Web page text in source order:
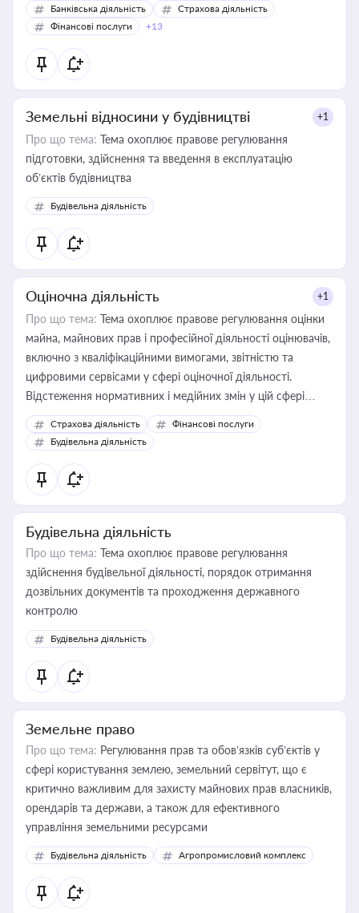
Банківська діяльність
Страхова діяльність
Фінансові послуги
+13
Земельні відносини у будівництві +1
Про що тема: Тема охоплює правове регулювання
підготовки, здійснення та введення в експлуатацію
об’єктів будівництва
Будівельна діяльність
Оціночна діяльність +1
Про що тема: Тема охоплює правове регулювання оцінки
майна, майнових прав і професійної діяльності оцінювачів,
включно з кваліфікаційними вимогами, звітністю та
цифровими сервісами у сфері оціночної діяльності.
Відстеження нормативних і медійних змін у цій сфері
корисне для власника бізнесу, керівника, юриста або
бухгалтера під час оподаткування, приватизації, оренди
державного майна, корпоративних угод і перевірки
статусу суб'єктів оціночної діяльності
Страхова діяльність
Фінансові послуги
Будівельна діяльність
Будівельна діяльність
Про що тема: Тема охоплює правове регулювання
здійснення будівельної діяльності, порядок отримання
дозвільних документів та проходження державного
контролю
Будівельна діяльність
Земельне право
Про що тема: Регулювання прав та обов’язків суб’єктів у
сфері користування землею, земельний сервітут, що є
критично важливим для захисту майнових прав власників,
орендарів та держави, а також для ефективного
управління земельними ресурсами
Будівельна діяльність Агропромисловий комплекс